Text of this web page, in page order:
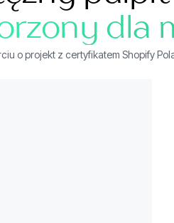
dla
o projekt z certyfikatem Shopify